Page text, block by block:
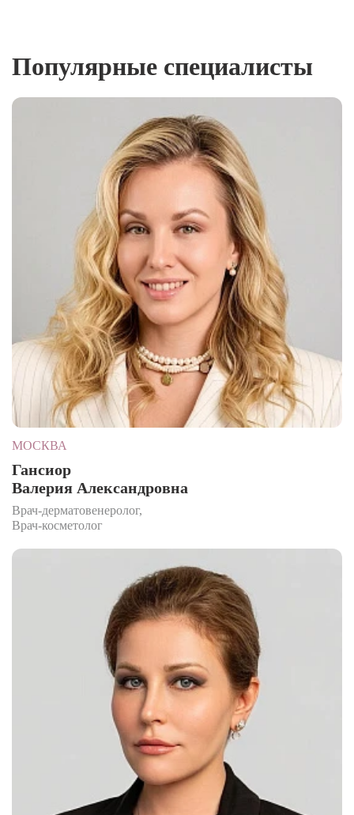
Популярные специалисты
МОСКВА
Гансиор
Валерия Александровна
Врач-дерматовенеролог,
Врач-косметолог